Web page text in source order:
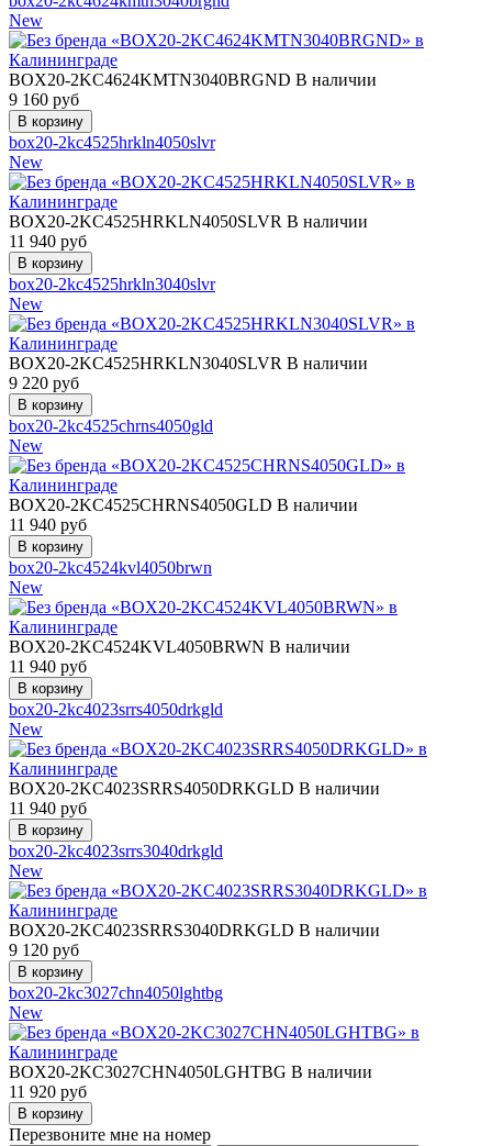
New
BOX20-2KC4624KMTN3040BRGND В наличии
9 160 руб
box20-2kc4525hrkln4050slvr
New
BOX20-2KC4525HRKLN4050SLVR В наличии
11 940 руб
box20-2kc4525hrkln3040slvr
New
BOX20-2KC4525HRKLN3040SLVR В наличии
9 220 руб
box20-2kc4525chrns4050gld
New
BOX20-2KC4525CHRNS4050GLD В наличии
11 940 руб
box20-2kc4524kvl4050brwn
New
BOX20-2KC4524KVL4050BRWN В наличии
11 940 руб
box20-2kc4023srrs4050drkgld
New
BOX20-2KC4023SRRS4050DRKGLD В наличии
11 940 руб
box20-2kc4023srrs3040drkgld
New
BOX20-2KC4023SRRS3040DRKGLD В наличии
9 120 руб
box20-2kc3027chn4050lghtbg
New
BOX20-2KC3027CHN4050LGHTBG В наличии
11 920 руб
Перезвоните мне на номер